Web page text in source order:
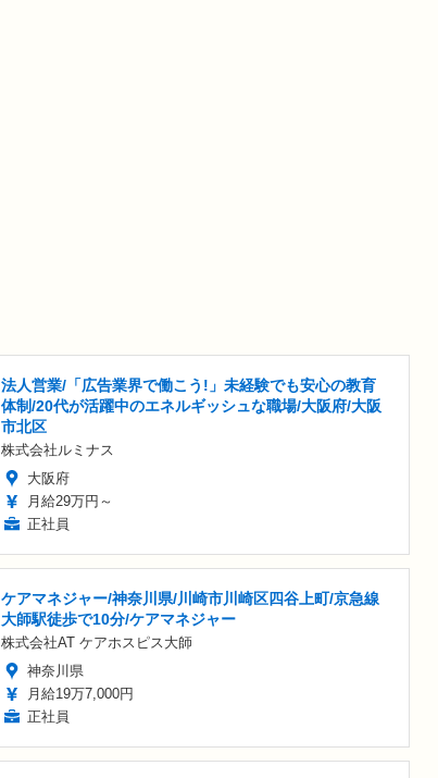
法人営業/「広告業界で働こう!」未経験でも安心の教育
体制/20代が活躍中のエネルギッシュな職場/大阪府/大阪
市北区
株式会社ルミナス
大阪府
月給29万円～
正社員
ケアマネジャー/神奈川県/川崎市川崎区四谷上町/京急線
大師駅徒歩で10分/ケアマネジャー
株式会社AT ケアホスピス大師
神奈川県
月給19万7,000円
正社員